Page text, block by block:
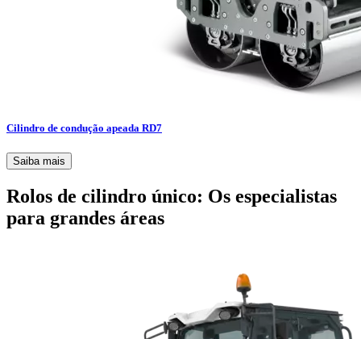
Cilindro de condução apeada RD7
Saiba mais
Rolos de cilindro único: Os especialistas
para grandes áreas